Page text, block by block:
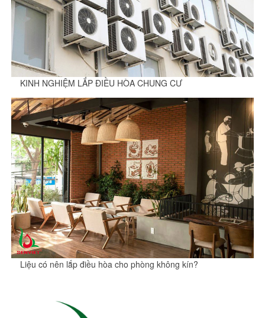
KINH NGHIỆM LẮP ĐIỀU HÒA CHUNG CƯ
Liệu có nên lắp điều hòa cho phòng không kín?